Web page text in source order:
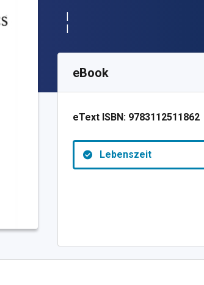
SKU:
eBook
eText ISBN: 9783112511862
Lebenszeit